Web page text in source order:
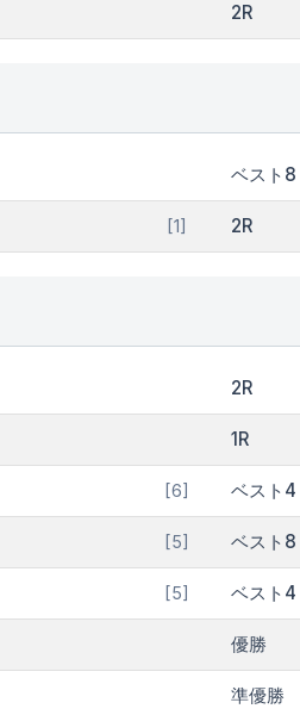
2R
ベスト8
[1] 2R
2R
1R
[6] ベスト4
[5] ベスト8
[5] ベスト4
優勝
準優勝